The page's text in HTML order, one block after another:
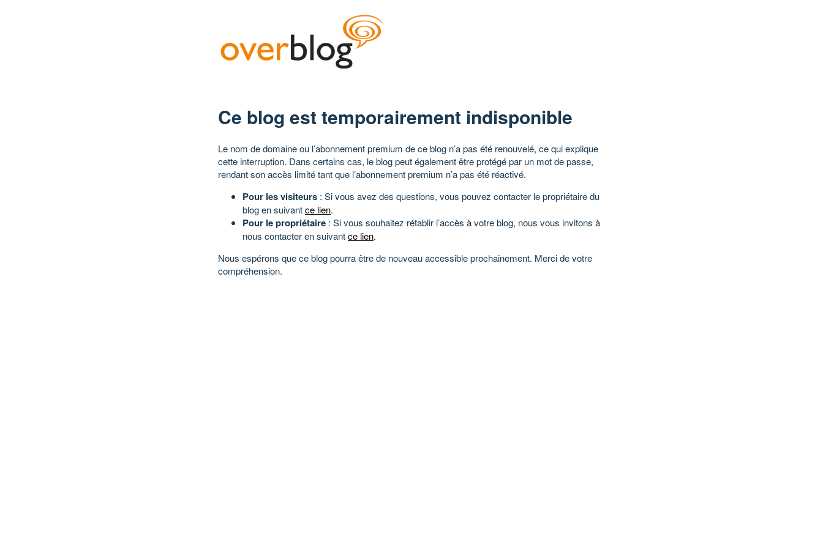
Ce blog est temporairement indisponible
Le nom de domaine ou l’abonnement premium de ce blog n’a pas été renouvelé, ce qui explique
cette interruption. Dans certains cas, le blog peut également être protégé par un mot de passe,
rendant son accès limité tant que l’abonnement premium n’a pas été réactivé.
Pour les visiteurs : Si vous avez des questions, vous pouvez contacter le propriétaire du
blog en suivantce lien.
Pour le propriétaire : Si vous souhaitez rétablir l’accès à votre blog, nous vous invitons à
nous contacter en suivantce lien.
Nous espérons que ce blog pourra être de nouveau accessible prochainement. Merci de votre
compréhension.